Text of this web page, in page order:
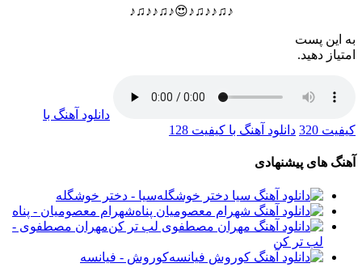
♪♫♪♪♫♪😍♪♫♪♪♫♪
به این پست
امتیاز دهید.
دانلود آهنگ با
کیفیت 320
دانلود آهنگ با کیفیت 128
آهنگ های پیشنهادی
سیا - دختر خوشگله
شهرام معصومیان - پناه
مهران مصطفوی -
لب تر کن
کوروش - فیانسه